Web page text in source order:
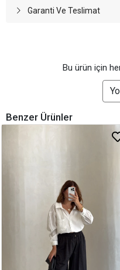
Garanti Ve Teslimat
Bu ürün için
Benzer Ürünler